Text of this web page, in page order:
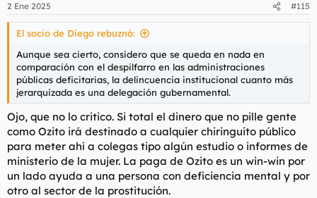
e
s
2 Ene 2025 #115
El socio de Diego rebuznó:
Aunque sea cierto, considero que se queda en nada en
comparación con el despilfarro en las administraciones
públicas deficitarias, la delincuencia institucional cuanto más
jerarquizada es una delegación gubernamental.
Ojo, que no lo critico. Si total el dinero que no pille gente
como Ozito irá destinado a cualquier chiringuito público
para meter ahí a colegas tipo algún estudio o informes de
ministerio de la mujer. La paga de Ozito es un win-win por
un lado ayuda a una persona con deficiencia mental y por
otro al sector de la prostitución.